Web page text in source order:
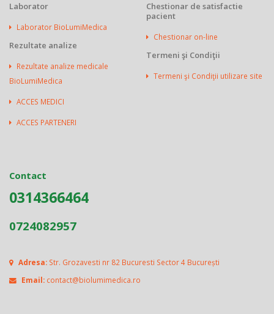
Laborator
Laborator BioLumiMedica
Rezultate analize
Rezultate analize medicale
BioLumiMedica
ACCES MEDICI
ACCES PARTENERI
Chestionar de satisfactie
pacient
Chestionar on-line
Termeni şi Condiţii
Termeni şi Condiţii utilizare site
Contact
0314366464
0724082957
Adresa: Str. Grozavesti nr 82 Bucuresti Sector 4 București
Email: contact@biolumimedica.ro